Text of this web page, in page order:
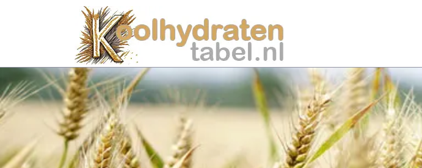
Koolhydraten
Nieuws
Koolhydraatarme diëten